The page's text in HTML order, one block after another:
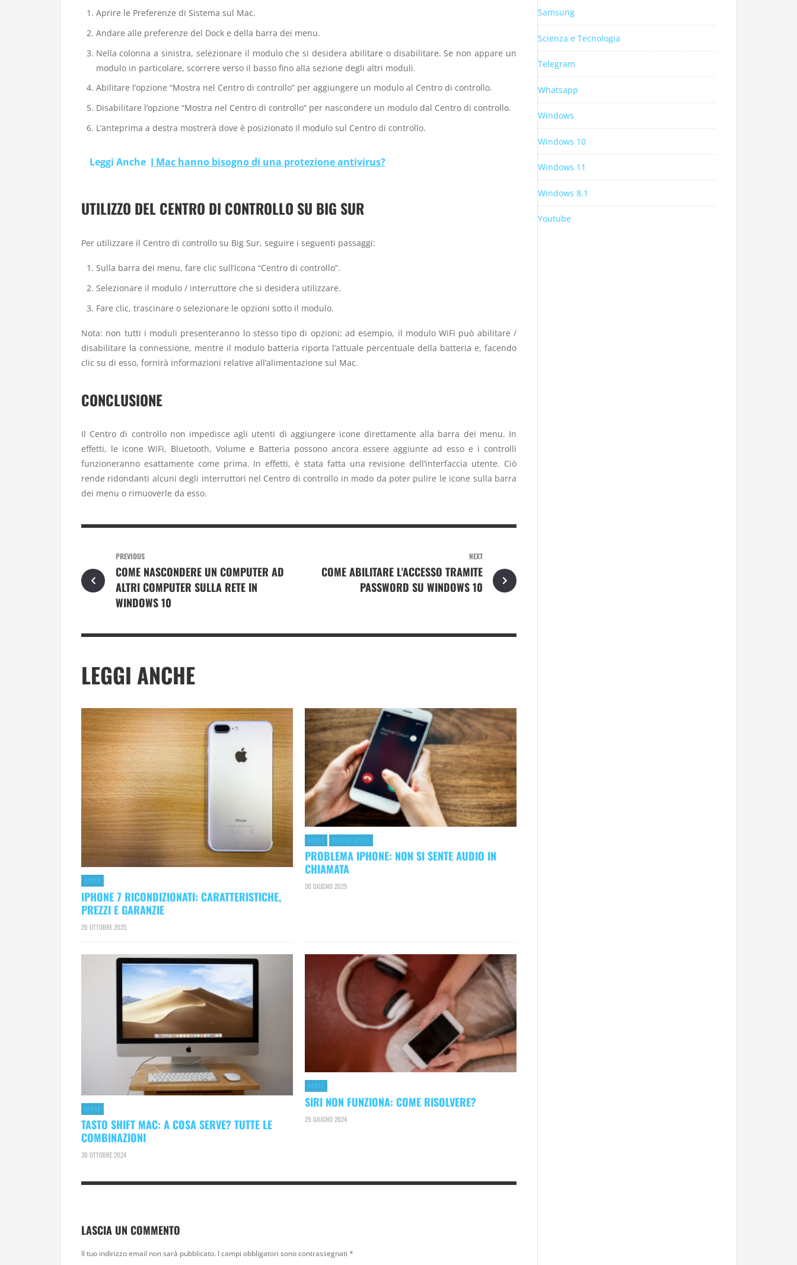
Aprire le Preferenze di Sistema sul Mac.
Andare alle preferenze del Dock e della barra dei menu.
Nella colonna a sinistra, selezionare il modulo che si desidera abilitare o disabilitare. Se non appare un
modulo in particolare, scorrere verso il basso fino alla sezione degli altri moduli.
Abilitare l’opzione “Mostra nel Centro di controllo” per aggiungere un modulo al Centro di controllo.
Disabilitare l’opzione “Mostra nel Centro di controllo” per nascondere un modulo dal Centro di controllo.
L’anteprima a destra mostrerà dove è posizionato il modulo sul Centro di controllo.
Leggi Anche I Mac hanno bisogno di una protezione antivirus?
UTILIZZO DEL CENTRO DI CONTROLLO SU BIG SUR
Per utilizzare il Centro di controllo su Big Sur, seguire i seguenti passaggi:
Sulla barra dei menu, fare clic sull’icona “Centro di controllo”.
Selezionare il modulo / interruttore che si desidera utilizzare.
Fare clic, trascinare o selezionare le opzioni sotto il modulo.
Nota: non tutti i moduli presenteranno lo stesso tipo di opzioni; ad esempio, il modulo WiFi può abilitare /
disabilitare la connessione, mentre il modulo batteria riporta l’attuale percentuale della batteria e, facendo
clic su di esso, fornirà informazioni relative all’alimentazione sul Mac.
CONCLUSIONE
Il Centro di controllo non impedisce agli utenti di aggiungere icone direttamente alla barra dei menu. In
effetti, le icone WiFi, Bluetooth, Volume e Batteria possono ancora essere aggiunte ad esso e i controlli
funzioneranno esattamente come prima. In effetti, è stata fatta una revisione dell’interfaccia utente. Ciò
rende ridondanti alcuni degli interruttori nel Centro di controllo in modo da poter pulire le icone sulla barra
dei menu o rimuoverle da esso.
PREVIOUS
COME NASCONDERE UN COMPUTER AD
ALTRI COMPUTER SULLA RETE IN
WINDOWS 10
NEXT
COME ABILITARE L'ACCESSO TRAMITE
PASSWORD SU WINDOWS 10
LEGGI ANCHE
APPLE
IPHONE 7 RICONDIZIONATI: CARATTERISTICHE,
PREZZI E GARANZIE
20 OTTOBRE 2025
APPLE IPHONE APPLE
PROBLEMA IPHONE: NON SI SENTE AUDIO IN
CHIAMATA
30 GIUGNO 2025
APPLE
TASTO SHIFT MAC: A COSA SERVE? TUTTE LE
COMBINAZIONI
30 OTTOBRE 2024
APPLE
SIRI NON FUNZIONA: COME RISOLVERE?
29 GIUGNO 2024
LASCIA UN COMMENTO
Il tuo indirizzo email non sarà pubblicato. I campi obbligatori sono contrassegnati *
Samsung
Scienza e Tecnologia
Telegram
Whatsapp
Windows
Windows 10
Windows 11
Windows 8.1
Youtube